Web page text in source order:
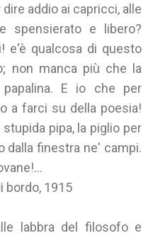
addio ai capricci, alle
spensierato e libero?
e'è qualcosa di questo
non manca più che la
E io che per
a farci su della poesia!
pipa, la piglio per
dalla finestra ne' campi.
bordo, 1915
labbra del filosofo e